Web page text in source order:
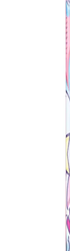
Avon'un erkek ve
kalıcı kokularıyla
uygun fiyat avantajı
Avon Musk
Odunsu
Avon Musk Marine
günlük ve yaz
parfümdür. Üçlü set
Avon Pembe
Görünüm
Avon’un pembe ruj
cilt tonuna uygun
uygun fiyatlı ve
Avon Güneş
Seviyeleri ve
Avon'un SPF 30 ve
suya
korunmada ideal
Avon Kids